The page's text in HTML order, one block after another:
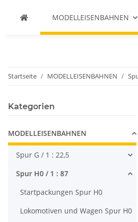
MODELLEISENBAHNEN
Startseite MODELLEISENBAHNEN
Kategorien
MODELLEISENBAHNEN
Spur G / 1 : 22,5
Spur H0 / 1 : 87
Startpackungen Spur H0
Lokomotiven und Wagen Spur H0